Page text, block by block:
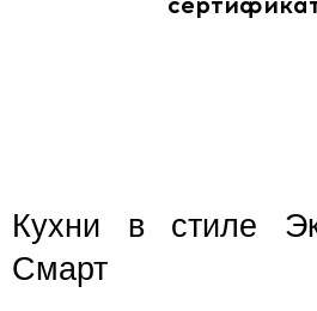
Кухни в стиле
Смарт